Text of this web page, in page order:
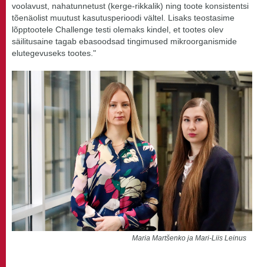
voolavust, nahatunnetust (kerge-rikkalik) ning toote konsistentsi
tõenäolist muutust kasutusperioodi vältel. Lisaks teostasime
lõpptootele Challenge testi olemaks kindel, et tootes olev
säilitusaine tagab ebasoodsad tingimused mikroorganismide
elutegevuseks tootes."
Maria Martšenko ja Mari-Liis Leinus